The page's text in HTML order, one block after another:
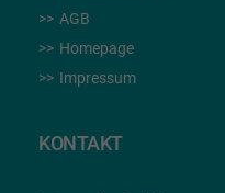
AGB
Homepage
Impressum
KONTAKT